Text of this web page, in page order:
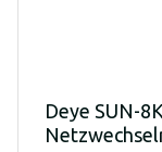
Deye SUN-